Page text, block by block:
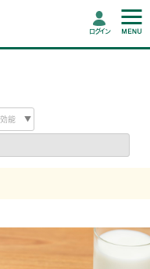
ログイン